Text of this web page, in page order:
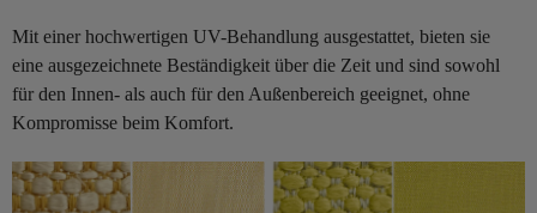
Mit einer hochwertigen UV-Behandlung ausgestattet, bieten sie
eine ausgezeichnete Beständigkeit über die Zeit und sind sowohl
für den Innen- als auch für den Außenbereich geeignet, ohne
Kompromisse beim Komfort.